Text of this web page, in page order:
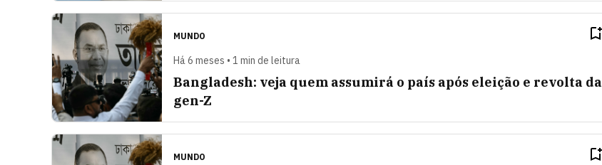
MUNDO
Há 6 meses • 1 min de leitura
Bangladesh: veja quem assumirá o país após eleição e revolta da
gen-Z
MUNDO